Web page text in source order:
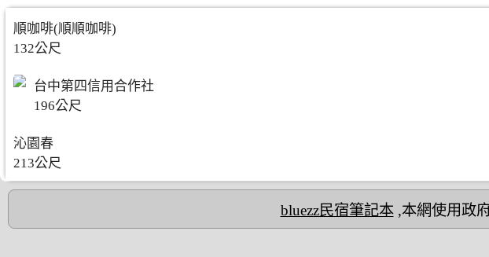
順咖啡(順順咖啡)
132公尺
台中第四信用合作社
196公尺
沁園春
213公尺
bluezz民宿筆記本,本網使用政